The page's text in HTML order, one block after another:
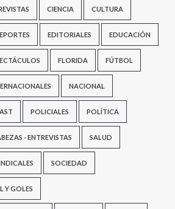
CIENCIA CULTURA
EDITORIALES EDUCACIÓN
FLORIDA FÚTBOL
NACIONAL
POLICIALES POLÍTICA
- ENTREVISTAS SALUD
SOCIEDAD
Y GOLES